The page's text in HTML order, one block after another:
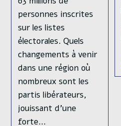
personnes inscrites
sur les listes
électorales. Quels
changements à venir
dans une région où
nombreux sont les
partis libérateurs,
jouissant d’une
forte…